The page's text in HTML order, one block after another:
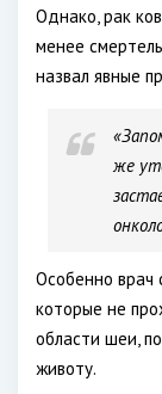
Однако, рак
менее
назвал явные
же
Особенно врач
которые не
области шеи,
животу.